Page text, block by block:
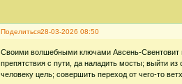
Поделиться28-03-2026 08:50
Своими волшебными ключами Авсень-Свентовит
препятствия с пути, да наладить мосты; выйти
человеку цель; совершить переход от чего-то